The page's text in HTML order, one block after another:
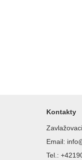
Kontakty
Email:
Tel.: